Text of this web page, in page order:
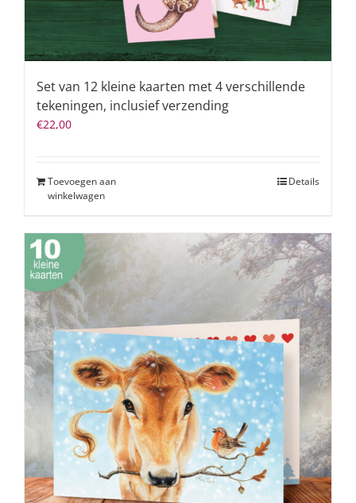
Set van 12 kleine kaarten met 4 verschillende
tekeningen, inclusief verzending
€22,00
Toevoegen aan
winkelwagen
Details